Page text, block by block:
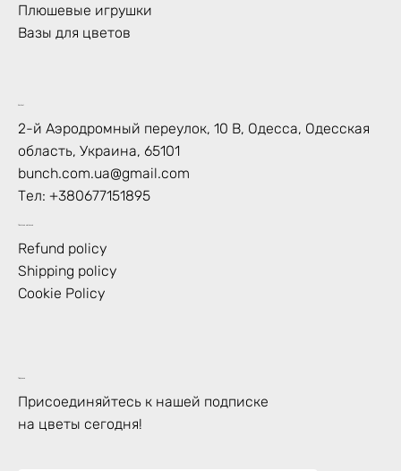
Плюшевые игрушки
Вазы для цветов
Контакт
2-й Аэродромный переулок, 10 В, Одесса, Одесская
область, Украина, 65101
bunch.com.ua@gmail.com
Тел: +380677151895
Политика магазина
Refund policy
Shipping policy
Cookie Policy
Подписка
Присоединяйтесь к нашей подписке
на цветы сегодня!